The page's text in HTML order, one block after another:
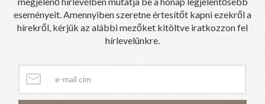
eseményeit. Amennyiben szeretne értesítőt kapni ezekről a
hírekről, kérjük az alábbi mezőket kitöltve iratkozzon fel
hírlevelünkre.